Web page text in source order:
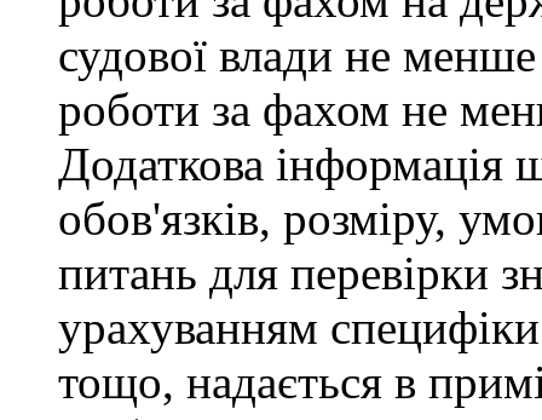
судової влади не
роботи за фахом не
Додаткова інформація
обов'язків, розміру,
питань для перевірки
урахуванням
тощо, надається в